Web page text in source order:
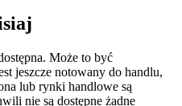
Może to być
jeszcze notowany do handlu,
lub rynki handlowe są
nie są dostępne żadne